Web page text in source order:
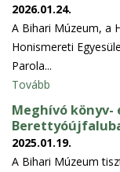
2026.01.24.
A Bihari Múzeum, a
Honismereti
Parola...
Tovább
Meghívó
2025.01.19.
A Bihari Múzeum